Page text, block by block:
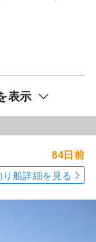
表示
84日前
り船詳細を見る